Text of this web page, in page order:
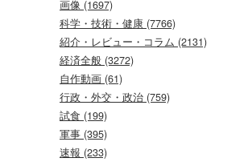
画像 (1697)
科学・技術・健康 (7766)
紹介・レビュー・コラム (2131)
経済全般 (3272)
自作動画 (61)
行政・外交・政治 (759)
試食 (199)
軍事 (395)
速報 (233)